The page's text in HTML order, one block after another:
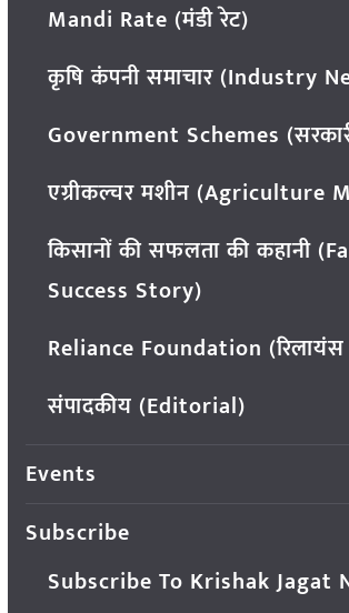
Mandi Rate (मंडी रेट)
कृषि कंपनी समाचार (Industry
Government Schemes
एग्रीकल्चर मशीन (Agriculture
किसानों की सफलता की कहानी
Success Story)
Reliance Foundation
संपादकीय (Editorial)
Events
Subscribe
Subscribe To Krishak Jagat